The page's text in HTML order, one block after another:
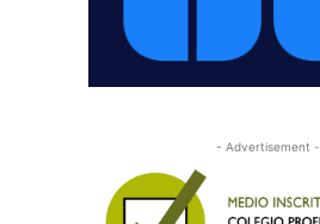
- Advertisement -